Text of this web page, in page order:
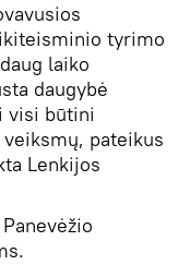
tyrimo
laiko
daugybė
visi būtini
pateikus
Lenkijos